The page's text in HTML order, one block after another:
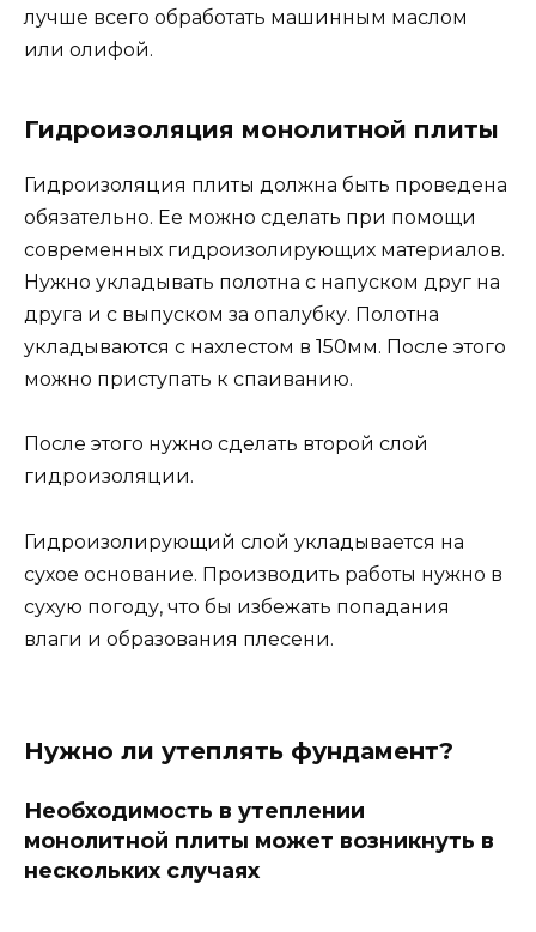
лучше всего обработать машинным маслом
или олифой.
Гидроизоляция монолитной плиты
Гидроизоляция плиты должна быть проведена
обязательно. Ее можно сделать при помощи
современных гидроизолирующих материалов.
Нужно укладывать полотна с напуском друг на
друга и с выпуском за опалубку. Полотна
укладываются с нахлестом в 150мм. После этого
можно приступать к спаиванию.
После этого нужно сделать второй слой
гидроизоляции.
Гидроизолирующий слой укладывается на
сухое основание. Производить работы нужно в
сухую погоду, что бы избежать попадания
влаги и образования плесени.
Нужно ли утеплять фундамент?
Необходимость в утеплении
монолитной плиты может возникнуть в
нескольких случаях